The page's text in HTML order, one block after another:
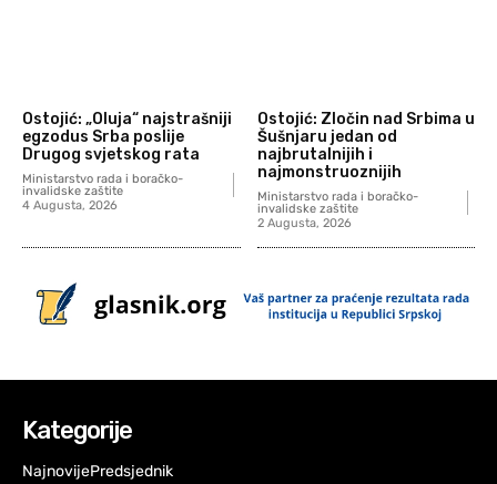
Ostojić: „Oluja“ najstrašniji
egzodus Srba poslije
Drugog svjetskog rata
Ministarstvo rada i boračko-
invalidske zaštite
4 Augusta, 2026
Ostojić: Zločin nad Srbima u
Šušnjaru jedan od
najbrutalnijih i
najmonstruoznijih
Ministarstvo rada i boračko-
invalidske zaštite
2 Augusta, 2026
Kategorije
NajnovijePredsjednik